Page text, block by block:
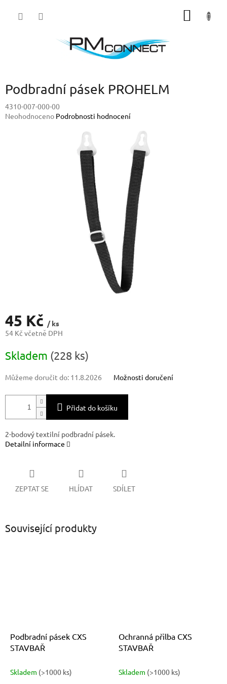
Podbradní pásek PROHELM
4310-007-000-00
Průměrné
Neohodnoceno Podrobnosti hodnocení
45 Kč / ks
54 Kč včetně DPH
cena:
Skladem (228 ks)
Můžeme doručit do: 11.8.2026 Možnosti doručení
Přidat do košíku
2-bodový textilní podbradní pásek.
Detailní informace
ZEPTAT SE HLÍDAT SDÍLET
Související produkty
Podbradní pásek CXS
STAVBAŘ
Skladem (>1000 ks)
Ochranná přilba CXS
STAVBAŘ
Skladem (>1000 ks)